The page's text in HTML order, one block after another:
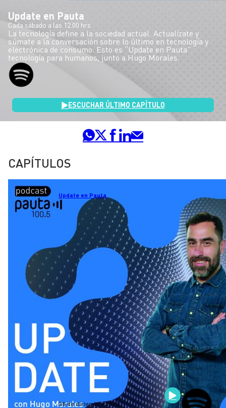
Update en Pauta
Cada sábado a las 12.00 hrs
La tecnología define a la sociedad actual. Actualízate y
súmate a la conversación sobre lo último en tecnología y
electrónica de consumo. Esto es “Update en Pauta”:
tecnología para humanos, junto a Hugo Morales.
ESCUCHAR ÚLTIMO CAPÍTULO
CAPÍTULOS
Update en Pauta
28 de diciembre 2024